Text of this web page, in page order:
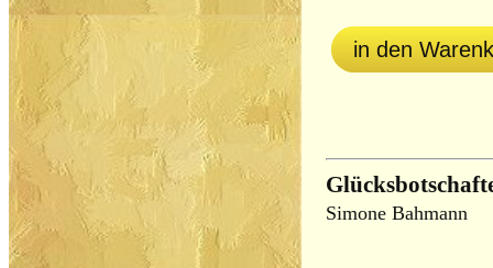
in den
Simone Bahmann